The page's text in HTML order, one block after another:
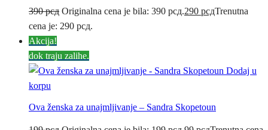
390рсд Originalna cena je bila: 390 рсд.290 рсдTrenutna
cena je: 290 рсд.
Akcija!
dok traju zalihe.
Dodaj u
korpu
Ova ženska za unajmljivanje – Sandra Skopetoun